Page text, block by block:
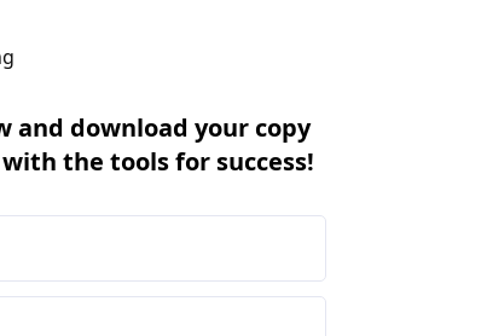
and download your copy
the tools for success!